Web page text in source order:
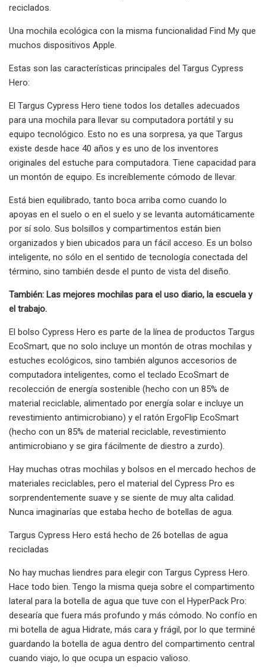
reciclados.
Una mochila ecológica con la misma funcionalidad Find My que
muchos dispositivos Apple.
Estas son las características principales del Targus Cypress
Hero:
El Targus Cypress Hero tiene todos los detalles adecuados
para una mochila para llevar su computadora portátil y su
equipo tecnológico. Esto no es una sorpresa, ya que Targus
existe desde hace 40 años y es uno de los inventores
originales del estuche para computadora. Tiene capacidad para
un montón de equipo. Es increíblemente cómodo de llevar.
Está bien equilibrado, tanto boca arriba como cuando lo
apoyas en el suelo o en el suelo y se levanta automáticamente
por sí solo. Sus bolsillos y compartimentos están bien
organizados y bien ubicados para un fácil acceso. Es un bolso
inteligente, no sólo en el sentido de tecnología conectada del
término, sino también desde el punto de vista del diseño.
También: Las mejores mochilas para el uso diario, la escuela y
el trabajo.
El bolso Cypress Hero es parte de la línea de productos Targus
EcoSmart, que no solo incluye un montón de otras mochilas y
estuches ecológicos, sino también algunos accesorios de
computadora inteligentes, como el teclado EcoSmart de
recolección de energía sostenible (hecho con un 85% de
material reciclable, alimentado por energía solar e incluye un
revestimiento antimicrobiano) y el ratón ErgoFlip EcoSmart
(hecho con un 85% de material reciclable, revestimiento
antimicrobiano y se gira fácilmente de diestro a zurdo).
Hay muchas otras mochilas y bolsos en el mercado hechos de
materiales reciclables, pero el material del Cypress Pro es
sorprendentemente suave y se siente de muy alta calidad.
Nunca imaginarías que estaba hecho de botellas de agua.
Targus Cypress Hero está hecho de 26 botellas de agua
recicladas
No hay muchas liendres para elegir con Targus Cypress Hero.
Hace todo bien. Tengo la misma queja sobre el compartimento
lateral para la botella de agua que tuve con el HyperPack Pro:
desearía que fuera más profundo y más cómodo. No confío en
mi botella de agua Hidrate, más cara y frágil, por lo que terminé
guardando la botella de agua dentro del compartimento central
cuando viajo, lo que ocupa un espacio valioso.